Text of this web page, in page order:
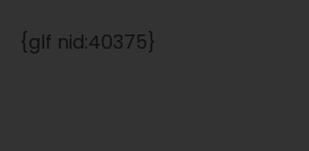
{glf nid:40375}